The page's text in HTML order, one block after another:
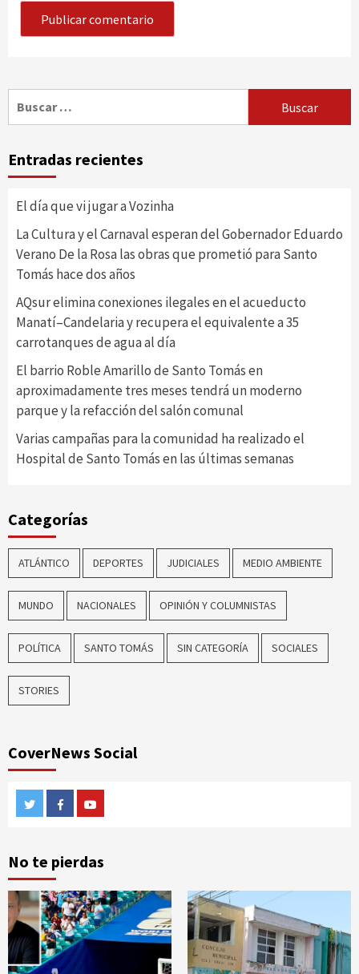
Entradas recientes
El día que vi jugar a Vozinha
La Cultura y el Carnaval esperan del Gobernador Eduardo
Verano De la Rosa las obras que prometió para Santo
Tomás hace dos años
AQsur elimina conexiones ilegales en el acueducto
Manatí–Candelaria y recupera el equivalente a 35
carrotanques de agua al día
El barrio Roble Amarillo de Santo Tomás en
aproximadamente tres meses tendrá un moderno
parque y la refacción del salón comunal
Varias campañas para la comunidad ha realizado el
Hospital de Santo Tomás en las últimas semanas
Categorías
ATLÁNTICO DEPORTES JUDICIALES MEDIO AMBIENTE
MUNDO NACIONALES OPINIÓN Y COLUMNISTAS
POLÍTICA SANTO TOMÁS SIN CATEGORÍA SOCIALES
STORIES
CoverNews Social
TwitterFacebook
No te pierdas